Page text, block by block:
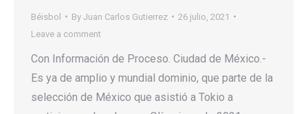
Béisbol By Juan Carlos Gutierrez
26 julio, 2021
Leave a comment
Con Información de Proceso. Ciudad de México.-
Es ya de amplio y mundial dominio, que parte de la
selección de México que asistió a Tokio a